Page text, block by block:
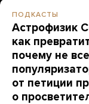
ПОДКАСТЫ
Астрофизик
как
почему не
от петиции
о